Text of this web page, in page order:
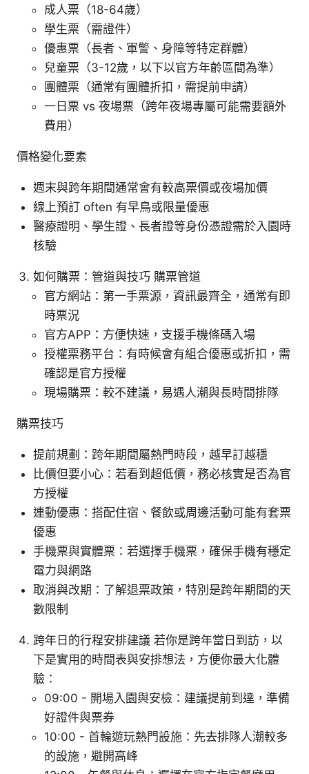
成人票（18-64歲）
學生票（需證件）
優惠票（長者、軍警、身障等特定群體）
兒童票（3-12歲，以下以官方年齡區間為準）
團體票（通常有團體折扣，需提前申請）
一日票 vs 夜場票（跨年夜場專屬可能需要額外
費用）
價格變化要素
週末與跨年期間通常會有較高票價或夜場加價
線上預訂 often 有早鳥或限量優惠
醫療證明、學生證、長者證等身份憑證需於入園時
核驗
如何購票：管道與技巧 購票管道
官方網站：第一手票源，資訊最齊全，通常有即
時票況
官方APP：方便快速，支援手機條碼入場
授權票務平台：有時候會有組合優惠或折扣，需
確認是官方授權
現場購票：較不建議，易遇人潮與長時間排隊
購票技巧
提前規劃：跨年期間屬熱門時段，越早訂越穩
比價但要小心：若看到超低價，務必核實是否為官
方授權
連動優惠：搭配住宿、餐飲或周邊活動可能有套票
優惠
手機票與實體票：若選擇手機票，確保手機有穩定
電力與網路
取消與改期：了解退票政策，特別是跨年期間的天
數限制
跨年日的行程安排建議 若你是跨年當日到訪，以
下是實用的時間表與安排想法，方便你最大化體
驗：
09:00 - 開場入園與安檢：建議提前到達，準備
好證件與票券
10:00 - 首輪遊玩熱門設施：先去排隊人潮較多
的設施，避開高峰